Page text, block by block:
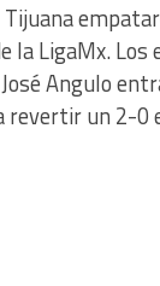
la LigaMx. Los
Angulo
revertir un 2-0